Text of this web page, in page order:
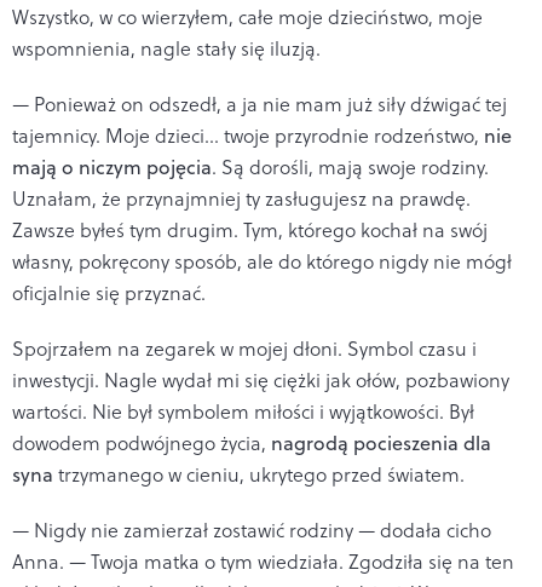
Wszystko, w co wierzyłem, całe moje dzieciństwo, moje
wspomnienia, nagle stały się iluzją.
— Ponieważ on odszedł, a ja nie mam już siły dźwigać tej
tajemnicy. Moje dzieci... twoje przyrodnie rodzeństwo, nie
mają o niczym pojęcia. Są dorośli, mają swoje rodziny.
Uznałam, że przynajmniej ty zasługujesz na prawdę.
Zawsze byłeś tym drugim. Tym, którego kochał na swój
własny, pokręcony sposób, ale do którego nigdy nie mógł
oficjalnie się przyznać.
Spojrzałem na zegarek w mojej dłoni. Symbol czasu i
inwestycji. Nagle wydał mi się ciężki jak ołów, pozbawiony
wartości. Nie był symbolem miłości i wyjątkowości. Był
dowodem podwójnego życia, nagrodą pocieszenia dla
syna trzymanego w cieniu, ukrytego przed światem.
— Nigdy nie zamierzał zostawić rodziny — dodała cicho
Anna. — Twoja matka o tym wiedziała. Zgodziła się na ten